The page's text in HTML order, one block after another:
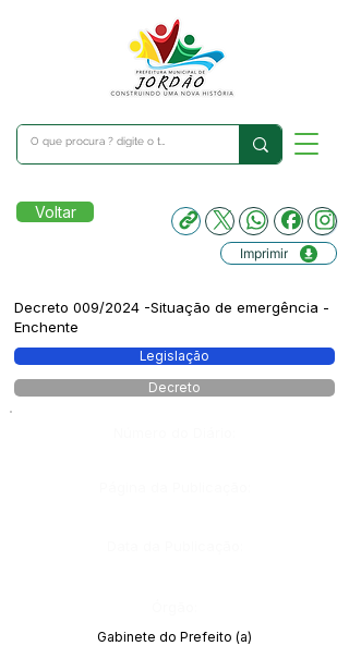
Voltar
Imprimir
Decreto 009/2024 -Situação de emergência -
Enchente
Legislação
Decreto
Gabinete do Prefeito (a)